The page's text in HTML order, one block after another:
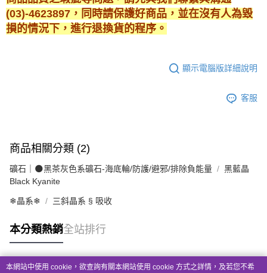
(03)-4623897，同時請保護好商品，並在沒有人為毀
損的情況下，進行退換貨的程序。
顯示電腦版詳細說明
客服
商品相關分類 (2)
礦石｜🌑黑茶灰色系礦石-海底輪/防護/避邪/排除負能量
黑藍晶
Black Kyanite
❄晶系❄ 三斜晶系 § 吸收
本分類熱銷全站排行
本網站中使用 cookie，欲查詢有關本網站使用 cookie 方式之詳情，及若您不希